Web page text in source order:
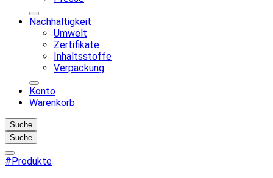
Nachhaltigkeit
Umwelt
Zertifikate
Inhaltsstoffe
Verpackung
Konto
Warenkorb
Suche
Suche
#Produkte